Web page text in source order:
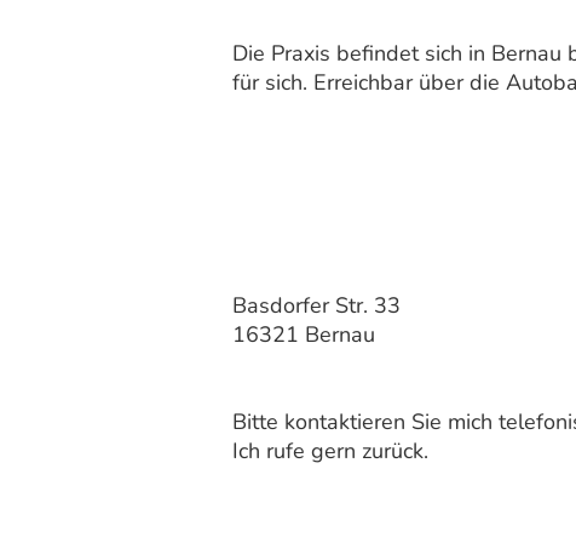
Die Praxis befindet sich in Bernau
für sich. Erreichbar über die
Basdorfer Str. 33
16321 Bernau
Bitte kontaktieren Sie mich
Ich rufe gern zurück.